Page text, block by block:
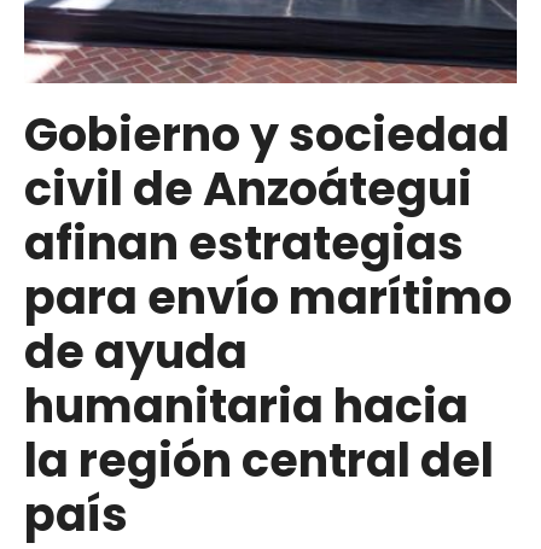
sismos
en
la
central
Gobierno y sociedad
civil de Anzoátegui
afinan estrategias
para envío marítimo
de ayuda
humanitaria hacia
la región central del
país